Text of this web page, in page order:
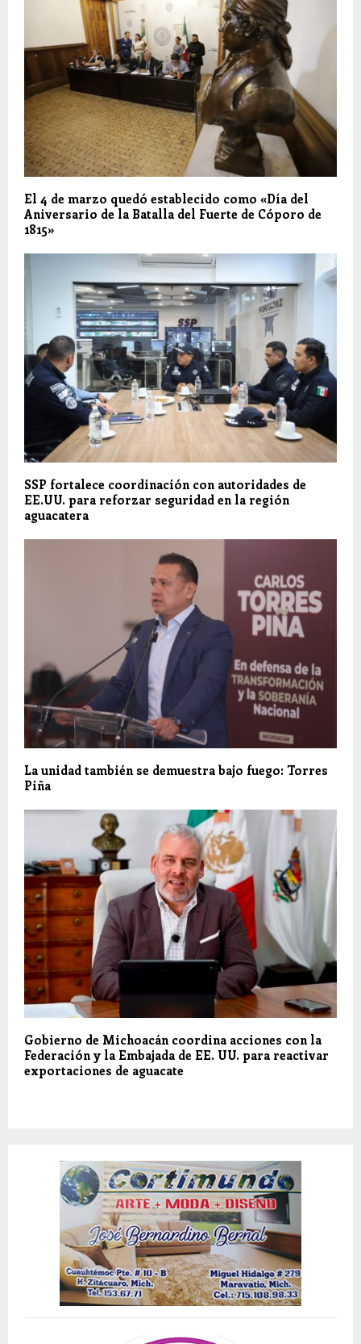
El 4 de marzo quedó establecido como «Día del
Aniversario de la Batalla del Fuerte de Cóporo de
1815»
SSP fortalece coordinación con autoridades de
EE.UU. para reforzar seguridad en la región
aguacatera
La unidad también se demuestra bajo fuego: Torres
Piña
Gobierno de Michoacán coordina acciones con la
Federación y la Embajada de EE. UU. para reactivar
exportaciones de aguacate